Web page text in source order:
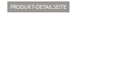
PRODUKT-DETAILSEITE